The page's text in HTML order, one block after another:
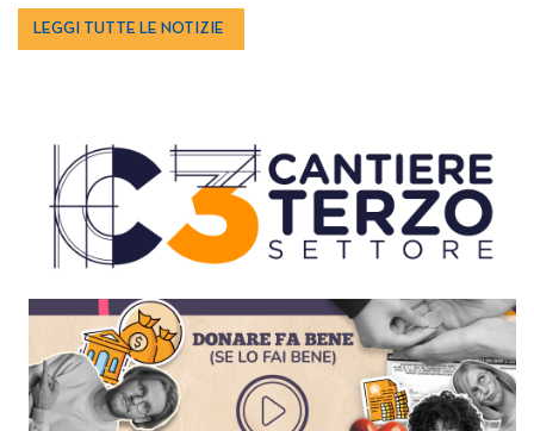
LEGGI TUTTE LE NOTIZIE